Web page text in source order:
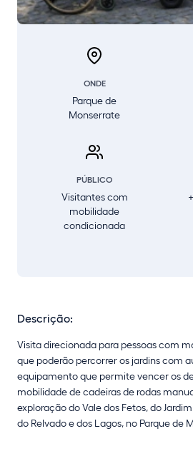
ONDE
Parque de
Monserrate
PÚBLICO
Visitantes com
mobilidade
condicionada
Descrição:
Visita direcionada para pessoas com
que poderão percorrer os jardins com
equipamento que permite vencer os
mobilidade de cadeiras de rodas
exploração do Vale dos Fetos, do
do Relvado e dos Lagos, no Parque de